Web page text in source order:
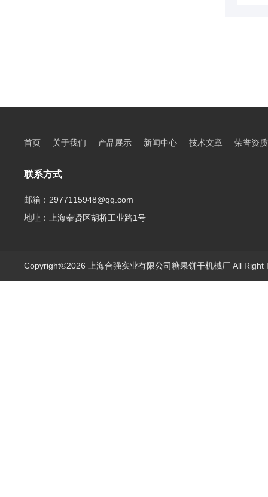
首页 关于我们 产品展示 新闻中心 技术文章 荣誉资质
联系方式
邮箱：2977115948@qq.com
地址：上海奉贤区胡桥工业路1号
Copyright©2026 上海合强实业有限公司糖果饼干机械厂 All